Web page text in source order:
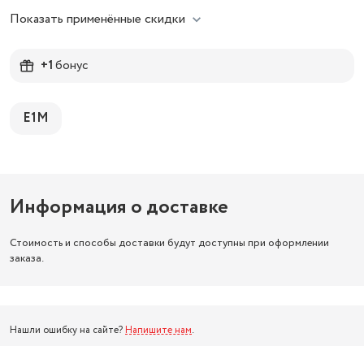
Показать применённые скидки
+1бонус
E1M
Информация о доставке
Стоимость и способы доставки будут доступны при оформлении
заказа.
Нашли ошибку на сайте? Напишите нам.